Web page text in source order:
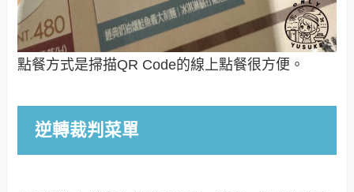
點餐方式是掃描QR Code的線上點餐很方便。
逆轉裁判菜單